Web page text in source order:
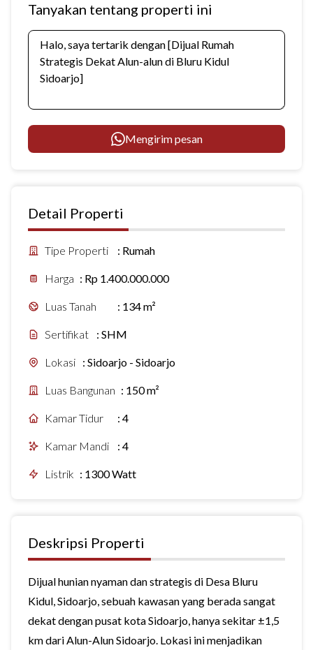
Tanyakan tentang properti ini
Mengirim pesan
Detail Properti
Tipe Properti : Rumah
Harga : Rp 1.400.000.000
Luas Tanah : 134 m²
Sertifikat : SHM
Lokasi : Sidoarjo - Sidoarjo
Luas Bangunan : 150 m²
Kamar Tidur : 4
Kamar Mandi : 4
Listrik : 1300 Watt
Deskripsi Properti
Dijual hunian nyaman dan strategis di Desa Bluru
Kidul, Sidoarjo, sebuah kawasan yang berada sangat
dekat dengan pusat kotaSidoarjo, hanya sekitar ±1,5
km dariAlun-Alun Sidoarjo. Lokasi ini menjadikan